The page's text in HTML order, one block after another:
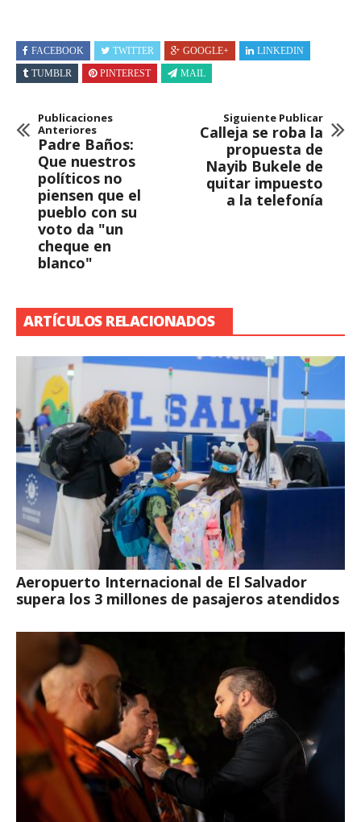
FACEBOOK TWITTER GOOGLE+
LINKEDIN
TUMBLR
PINTEREST MAIL
Publicaciones
Anteriores
Padre Baños:
Que nuestros
políticos no
piensen que el
pueblo con su
voto da "un
cheque en
blanco"
Siguiente Publicar
Calleja se roba la
propuesta de
Nayib Bukele de
quitar impuesto
a la telefonía
ARTÍCULOS RELACIONADOS
Aeropuerto Internacional de El Salvador
supera los 3 millones de pasajeros atendidos